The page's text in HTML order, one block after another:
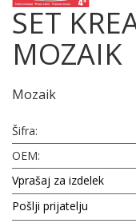
SET
MOZAIK
Mozaik
Šifra:
OEM:
Vprašaj za izdelek
Pošlji prijatelju